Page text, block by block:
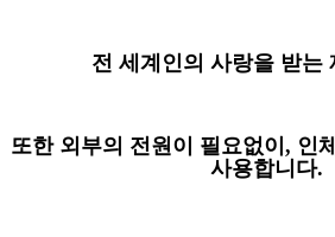
전 세계인의 사랑을 받는
또한 외부의 전원이 필요없이 , 인
사용합니다.